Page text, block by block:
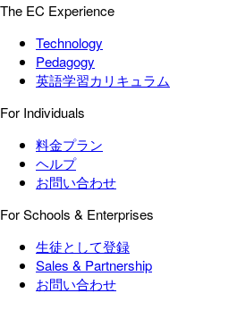
The EC Experience
Technology
Pedagogy
英語学習カリキュラム
For Individuals
料金プラン
ヘルプ
お問い合わせ
For Schools & Enterprises
生徒として登録
Sales & Partnership
お問い合わせ